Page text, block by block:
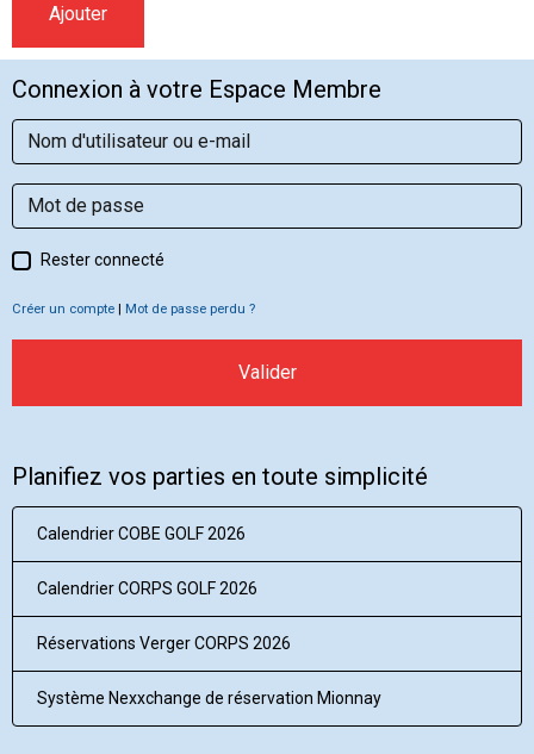
Ajouter
Connexion à votre Espace Membre
Rester connecté
Créer un compte | Mot de passe perdu ?
Valider
Planifiez vos parties en toute simplicité
Calendrier COBE GOLF 2026
Calendrier CORPS GOLF 2026
Réservations Verger CORPS 2026
Système Nexxchange de réservation Mionnay